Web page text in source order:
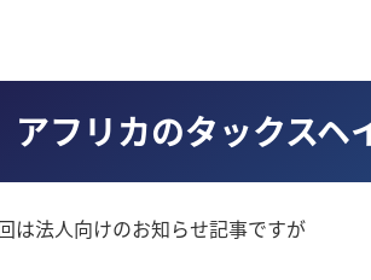
アフリカのタックスヘ
は法人向けのお知らせ記事ですが